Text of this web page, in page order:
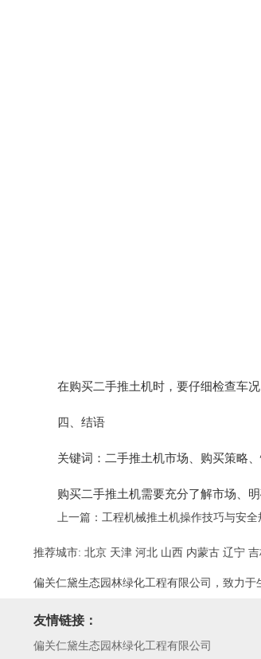
在购买二手推土机时，要仔细检查车
四、结语
关键词：二手推土机市场、购买策略
购买二手推土机需要充分了解市场、
上一篇： 工程机械推土机操作技巧与安全
推荐城市: 北京 天津 河北 山西 内蒙古 辽宁
偏关仁黛生态园林绿化工程有限公司，致力
友情链接：
偏关仁黛生态园林绿化工程有限公司